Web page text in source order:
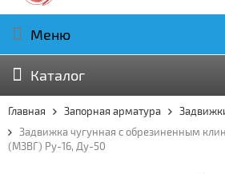
Меню
Каталог
Главная Запорная арматура
Задвижка чугунная с обрезиненным
(МЗВГ) Ру-16, Ду-50